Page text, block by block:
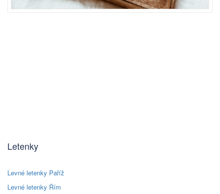
Letenky
Levné letenky Paříž
Levné letenky Řím